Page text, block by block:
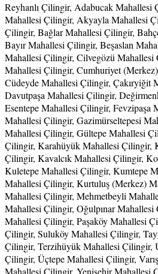
Reyhanlı Çilingir, Adabucak
Mahallesi Çilingir, Akyayla Mahallesi
Çilingir, Bağlar Mahallesi Çilingir,
Bayır Mahallesi Çilingir, Beşaslan
Mahallesi Çilingir, Cilvegözü
Mahallesi Çilingir, Cumhuriyet
Cüdeyde Mahallesi Çilingir, Çakıryiğit
Davutpaşa Mahallesi Çilingir,
Esentepe Mahallesi Çilingir, Fevzipaşa
Mahallesi Çilingir, Gazimürseltepesi
Mahallesi Çilingir, Gültepe Mahallesi
Çilingir, Karahüyük Mahallesi Çilingir,
Çilingir, Kavalcık Mahallesi Çilingir,
Kuletepe Mahallesi Çilingir, Kumtepe
Mahallesi Çilingir, Kurtuluş (Merkez)
Mahallesi Çilingir, Mehmetbeyli
Mahallesi Çilingir, Oğulpınar Mahallesi
Mahallesi Çilingir, Paşaköy Mahallesi
Çilingir, Suluköy Mahallesi Çilingir,
Çilingir, Terzihüyük Mahallesi Çilingir,
Çilingir, Üçtepe Mahallesi Çilingir,
Mahallesi Çilingir, Yenişehir Mahallesi